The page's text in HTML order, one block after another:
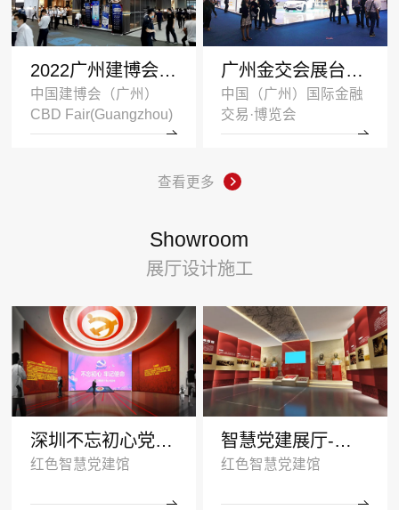
2022广州建博会双层展台设计搭建案例_欧派家居
中国建博会（广州）
CBD Fair(Guangzhou)
广州金交会展台设计案例_广汽集团
中国（广州）国际金融
交易·博览会
查看更多
Showroom
展厅设计施工
深圳不忘初心党建展厅
红色智慧党建馆
智慧党建展厅-塑造红色传承
红色智慧党建馆